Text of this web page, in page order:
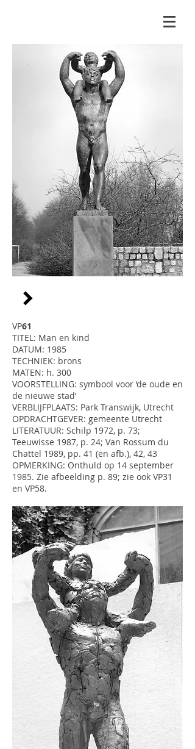
VP61
TITEL: Man en kind
DATUM: 1985
TECHNIEK: brons
MATEN: h. 300
VOORSTELLING: symbool voor ‘de oude en
de nieuwe stad’
VERBLIJFPLAATS: Park Transwijk, Utrecht
OPDRACHTGEVER: gemeente Utrecht
LITERATUUR: Schilp 1972, p. 73;
Teeuwisse 1987, p. 24; Van Rossum du
Chattel 1989, pp. 41 (en afb.), 42, 43
OPMERKING: Onthuld op 14 september
1985. Zie afbeelding p. 89; zie ook VP31
en VP58.